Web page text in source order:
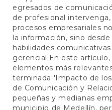
egresados de
de profesional
procesos empresariales
la información, sino
habilidades
gerencial.En este
elementos más
terminada 'Impacto de
de Comunicación y
pequeñas y medianas
municipio de Medellín,